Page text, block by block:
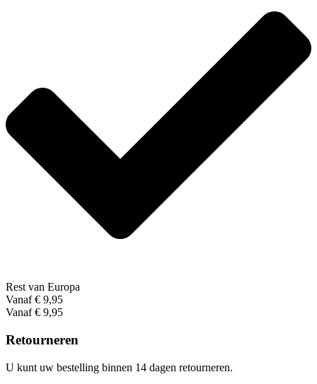
Rest van Europa
Vanaf € 9,95
Vanaf € 9,95
Retourneren
U kunt uw bestelling binnen 14 dagen retourneren.